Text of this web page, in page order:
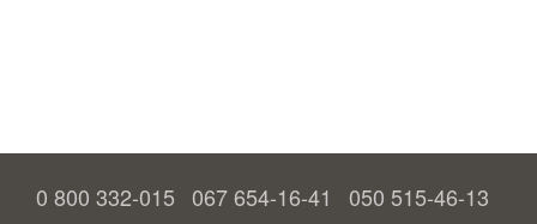
0 800 332-015 067 654-16-41
050 515-46-13